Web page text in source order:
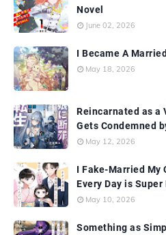
Novel
June 02, 2026
I Became A
May 18, 2026
Reincarnated as a
Gets Condemned
May 12, 2026
I Fake-Married My
Every Day is Super
May 10, 2026
Something as